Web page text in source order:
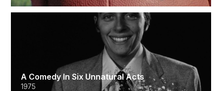
A Comedy In Six Unnatural Acts
1975